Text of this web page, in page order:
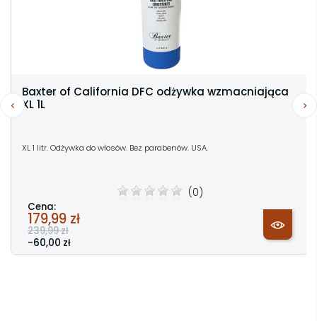
Baxter of California DFC odżywka wzmacniająca
XL 1L
XL 1 litr. Odżywka do włosów. Bez parabenów. USA.
(0)
Cena:
179,99 zł
239,99 zł
-60,00 zł